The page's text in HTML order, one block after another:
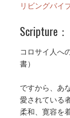
リビングバイ
Scripture：
コロサイ人
書）
ですから、あ
愛されている
柔和、寛容を